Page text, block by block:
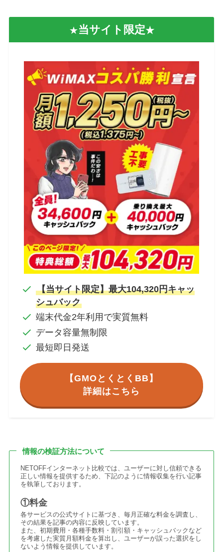
★当サイト限定★
【当サイト限定】最大104,320円キャッ
シュバック
端末代金2年利用で実質無料
データ容量無制限
最短即日発送
【GMOとくとくBB】
詳細はこちら
情報の検証方法について
NETOFFインターネット比較では、ユーザーに対し信頼できる
正しい情報を提供するため、下記のように情報収集を行い記事
を執筆しております。
①料金
各サービスの公式サイトに基づき、毎月正確な料金を調査し、
その結果を記事の内容に反映しています。
また、初期費用・各種手数料・割引額・キャッシュバックなど
を考慮した実質月額料金を算出し、ユーザーが誤った選択をし
ないよう情報を提供しています。